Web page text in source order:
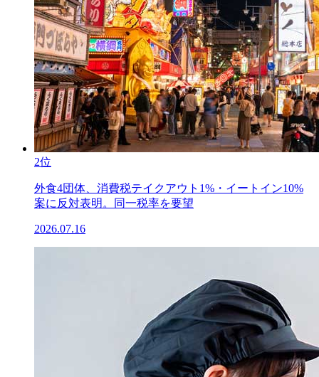
2位
外食4団体、消費税テイクアウト1%・イートイン10%
案に反対表明。同一税率を要望
2026.07.16